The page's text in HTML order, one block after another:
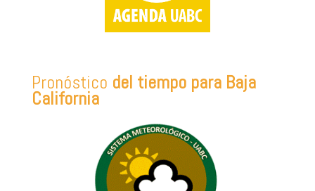
Pronóstico del tiempo para Baja
California